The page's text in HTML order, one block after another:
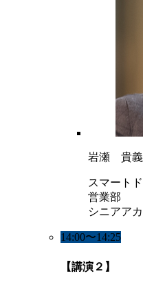
岩瀬 貴義
スマート
営業部
シニアア
14:00〜14:25
【講演２】